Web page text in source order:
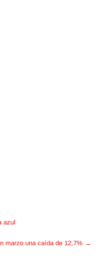
azul
marzo una caída de 12,7% →